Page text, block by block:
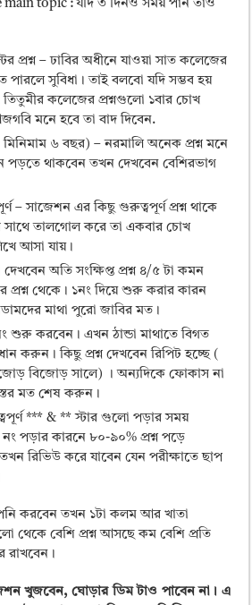
topic : যদি ৩ দিনও সময় পান তাও
প্রশ্ন – ঢাবির অধীনে যাওয়া সাত কলেজের
পারলে সুবিধা। তাই বলবো যদি সম্ভব হয়
তিতুমীর কলেজের প্রশ্নগুলো ১বার চোখ
মনে হবে তা বাদ দিবেন.
মিনিমাম ৬ বছর) – নরমালি অনেক প্রশ্ন মনে
পড়তে থাকবেন তখন দেখবেন বেশিরভাগ
– সাজেশন এর কিছু গুরুত্বপূর্ণ প্রশ্ন থাকে
সাথে তালগোল করে তা একবার চোখ
আসা যায়।
অতি সংক্ষিপ্ত প্রশ্ন ৪/৫ টা কমন
প্রশ্ন থেকে। ১নং দিয়ে শুরু করার কারন
মাথা পুরো জাবির মত।
শুরু করবেন। এখন ঠান্ডা মাথাতে বিগত
করুন। কিছু প্রশ্ন দেখবেন রিপিট হচ্ছে (
বিজোড় সালে) । অন্যদিকে ফোকাস না
মত শেষ করুন।
*** & ** স্টার গুলো পড়ার সময়
পড়ার কারনে ৮০-৯০% প্রশ্ন পড়ে
রিভিউ করে যাবেন যেন পরীক্ষাতে ছাপ
করবেন তখন ১টা কলম আর খাতা
থেকে বেশি প্রশ্ন আসছে কম বেশি প্রতি
রাখবেন।
খুজবেন, ঘোড়ার ডিম টাও পাবেন না। এ